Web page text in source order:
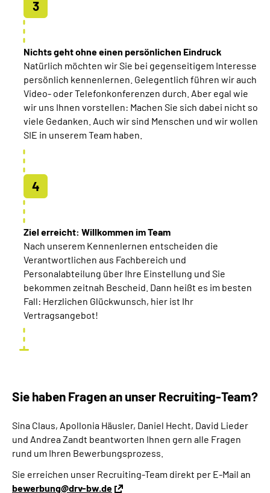
Nichts geht ohne einen persönlichen Eindruck
Natürlich möchten wir Sie bei gegenseitigem Interesse
persönlich kennenlernen. Gelegentlich führen wir auch
Video- oder Telefonkonferenzen durch. Aber egal wie
wir uns Ihnen vorstellen: Machen Sie sich dabei nicht so
viele Gedanken. Auch wir sind Menschen und wir wollen
SIE in unserem Team haben.
Ziel erreicht: Willkommen imTeam
Nach unserem Kennenlernen entscheiden die
Verantwortlichen aus Fachbereich und
Personalabteilung über Ihre Einstellung und Sie
bekommen zeitnah Bescheid. Dann heißt es im besten
Fall: Herzlichen Glückwunsch, hier ist Ihr
Vertragsangebot!
Sie haben Fragen an unser Recruiting-Team?
Sina Claus, Apollonia Häusler, Daniel Hecht, David Lieder
und Andrea Zandt beantworten Ihnen gern alle Fragen
rund um Ihren Bewerbungsprozess.
Sie erreichen unser Recruiting-Team direkt per E-Mail an
bewerbung@drv-bw.de